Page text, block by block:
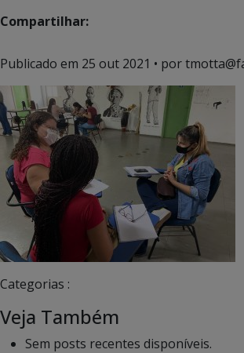
Compartilhar:
Publicado em 25 out 2021 • por
Categorias :
Veja Também
Sem posts recentes disponíveis.